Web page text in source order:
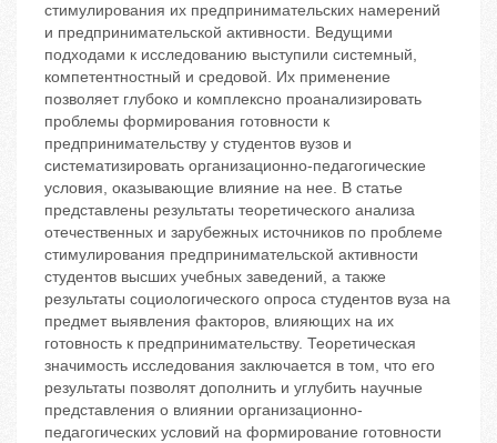
стимулирования их предпринимательских намерений
и предпринимательской активности. Ведущими
подходами к исследованию выступили системный,
компетентностный и средовой. Их применение
позволяет глубоко и комплексно проанализировать
проблемы формирования готовности к
предпринимательству у студентов вузов и
систематизировать организационно-педагогические
условия, оказывающие влияние на нее. В статье
представлены результаты теоретического анализа
отечественных и зарубежных источников по проблеме
стимулирования предпринимательской активности
студентов высших учебных заведений, а также
результаты социологического опроса студентов вуза на
предмет выявления факторов, влияющих на их
готовность к предпринимательству. Теоретическая
значимость исследования заключается в том, что его
результаты позволят дополнить и углубить научные
представления о влиянии организационно-
педагогических условий на формирование готовности